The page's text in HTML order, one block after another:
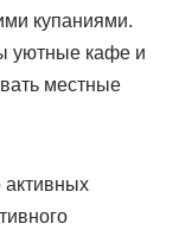
купаниями.
уютные кафе и
местные
активных